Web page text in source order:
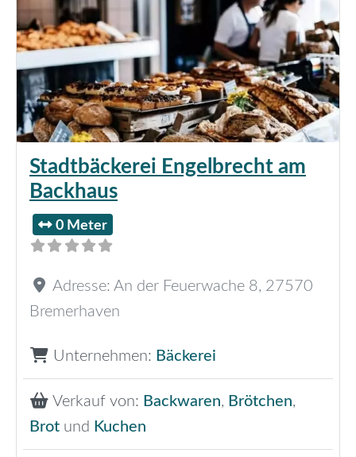
Stadtbäckerei Engelbrecht am
Backhaus
0 Meter
Adresse: An der Feuerwache 8, 27570
Bremerhaven
Unternehmen: Bäckerei
Verkauf von: Backwaren, Brötchen,
Brot und Kuchen